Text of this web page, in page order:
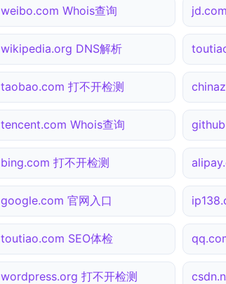
weibo.com Whois查询
wikipedia.org DNS解析
taobao.com 打不开检测
tencent.com Whois查询
bing.com 打不开检测
google.com 官网入口
toutiao.com SEO体检
wordpress.org 打不开检测